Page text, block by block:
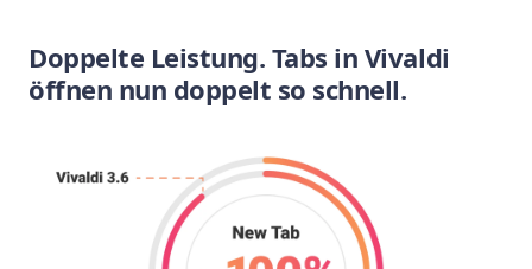
Doppelte Leistung. Tabs in Vivaldi
öffnen nun doppelt so schnell.